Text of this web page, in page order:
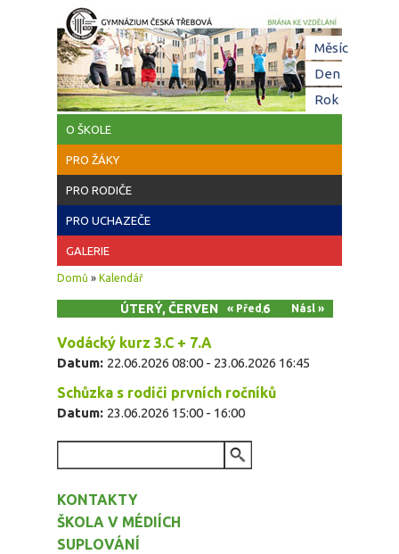
Přejít k hlavnímu obsahu
O ŠKOLE
PRO ŽÁKY
PRO RODIČE
PRO UCHAZEČE
GALERIE
Jste zde
Domů » Kalendář
ÚTERÝ, ČERVEN 23, 2026
« Před Násl »
Vodácký kurz 3.C + 7.A
Datum: 22.06.2026 08:00 - 23.06.2026 16:45
Schůzka s rodiči prvních ročníků
Datum: 23.06.2026 15:00 - 16:00
KONTAKTY
ŠKOLA V MÉDIÍCH
SUPLOVÁNÍ
Měsíc
Den(aktivní
Rok